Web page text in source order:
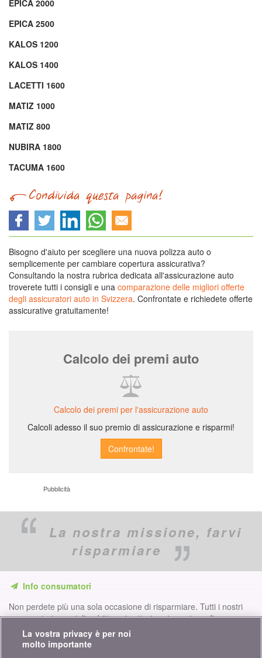
EPICA 2000
EPICA 2500
KALOS 1200
KALOS 1400
LACETTI 1600
MATIZ 1000
MATIZ 800
NUBIRA 1800
TACUMA 1600
Bisogno d'aiuto per scegliere una nuova polizza auto o
semplicemente per cambiare copertura assicurativa?
Consultando la nostra rubrica dedicata all'assicurazione auto
troverete tutti i consigli e una comparazione delle migliori offerte
degli assicuratori auto in Svizzera. Confrontate e richiedete offerte
assicurative gratuitamente!
Calcolo dei premi auto
Calcolo dei premi per l'assicurazione auto
Calcoli adesso il suo premio di assicurazione e risparmi!
Pubblicità
La nostra missione, farvi
risparmiare
Info consumatori
Non perdete più una sola occasione di risparmiare. Tutti i nostri
comparatori, consigli e dritte nei settori assicurazione, finanze,
prodotti di consumo e molto altro ancora per voi...
Iscriversi alla nostra newsletter
La vostra privacy è per noi
molto importante